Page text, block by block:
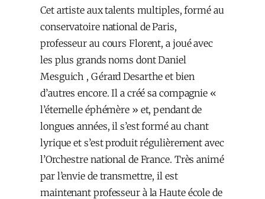
Cet artiste aux talents multiples, formé au
conservatoire national de Paris,
professeur au cours Florent, a joué avec
les plus grands noms dont Daniel
Mesguich , Gérard Desarthe et bien
d’autres encore. Il a créé sa compagnie «
l’éternelle éphémère » et, pendant de
longues années, il s’est formé au chant
lyrique et s’est produit régulièrement avec
l’Orchestre national de France. Très animé
par l’envie de transmettre, il est
maintenant professeur à la Haute école de